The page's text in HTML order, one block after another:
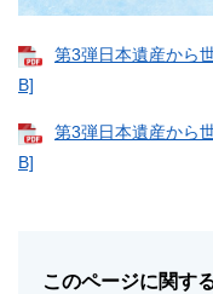
第3弾日本遺産から
B]
第3弾日本遺産から
B]
このページに関す